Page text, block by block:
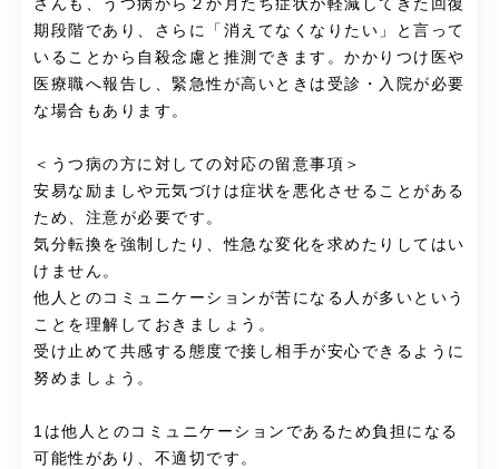
さんも、うつ病から２か月たち症状が軽減してきた回復
期段階であり、さらに「消えてなくなりたい」と言って
いることから自殺念慮と推測できます。かかりつけ医や
医療職へ報告し、緊急性が高いときは受診・入院が必要
な場合もあります。
＜うつ病の方に対しての対応の留意事項＞
安易な励ましや元気づけは症状を悪化させることがある
ため、注意が必要です。
気分転換を強制したり、性急な変化を求めたりしてはい
けません。
他人とのコミュニケーションが苦になる人が多いという
ことを理解しておきましょう。
受け止めて共感する態度で接し相手が安心できるように
努めましょう。
1は他人とのコミュニケーションであるため負担になる
可能性があり、不適切です。